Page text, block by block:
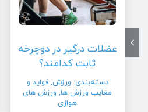
عضلات درگیر در دوچرخه
ثابت کدامند؟
دسته‌بندی: ورزش,فواید و
معایب ورزش ها, ورزش های
هوازی